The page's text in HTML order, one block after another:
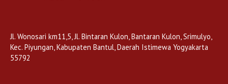
Jl. Wonosari km11,5, Jl. Bintaran Kulon, Bantaran Kulon, Srimulyo,
Kec. Piyungan, Kabupaten Bantul, Daerah Istimewa Yogyakarta
55792